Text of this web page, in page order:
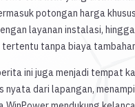
potongan harga
layanan instalasi,
tertentu tanpa biaya
ini juga menjadi tempat
nyata dari lapangan,